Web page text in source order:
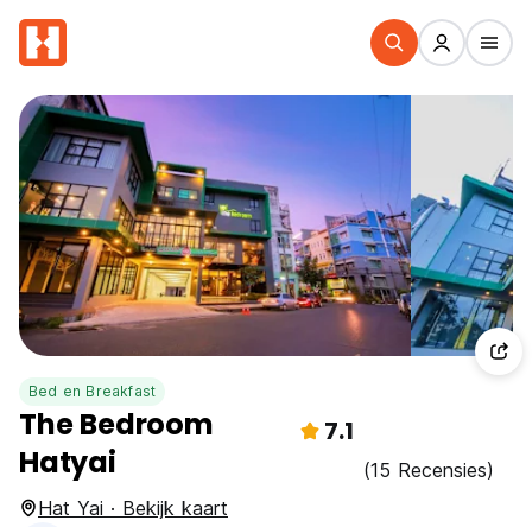
Bed en Breakfast
The Bedroom
Hatyai
7.1
(15 Recensies)
Hat Yai · Bekijk kaart